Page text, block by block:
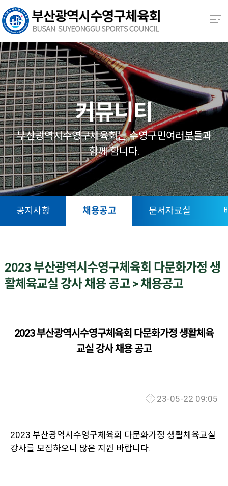
본문 바로가기
열기
열기
열기
열기
열기
열기
커뮤니티
부산광역시수영구체육회는 수영구민여러분들과
함께 함니다.
공지사항 채용공고 문서자료실
2023 부산광역시수영구체육회 다문화가정 생
활체육교실 강사 채용 공고 > 채용공고
2023 부산광역시수영구체육회 다문화가정 생활체육
교실 강사 채용 공고
23-05-22 09:05
2023 부산광역시수영구체육회 다문화가정 생활체육교실
강사를 모집하오니 많은 지원 바랍니다.